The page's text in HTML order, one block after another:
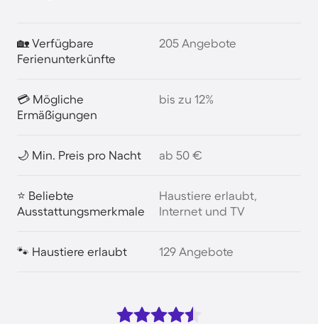
🏡 Verfügbare
Ferienunterkünfte
205 Angebote
💳 Mögliche
Ermäßigungen
bis zu 12%
🌙 Min. Preis pro Nacht ab 50 €
⭐ Beliebte
Ausstattungsmerkmale
Haustiere erlaubt,
Internet und TV
🐾 Haustiere erlaubt 129 Angebote